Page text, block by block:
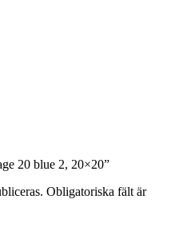
20 blue 2, 20×20”
Obligatoriska fält är